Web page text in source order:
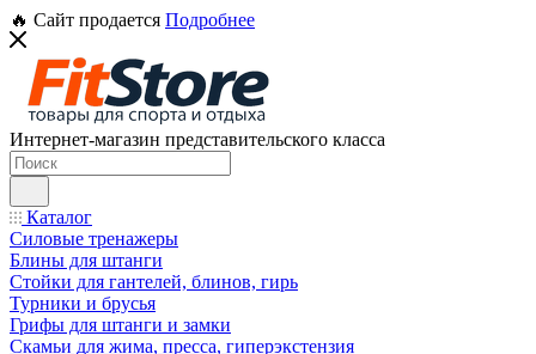
🔥 Сайт продается Подробнее
Интернет-магазин представительского класса
Каталог
Силовые тренажеры
Блины для штанги
Стойки для гантелей, блинов, гирь
Турники и брусья
Грифы для штанги и замки
Скамьи для жима, пресса, гиперэкстензия